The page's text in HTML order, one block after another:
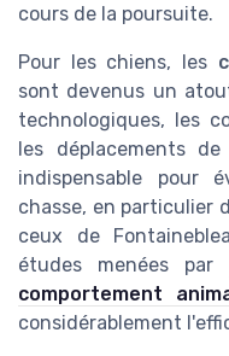
cours de la poursuite.
Pour les chiens, les
sont devenus un
technologiques, les
les déplacements
indispensable pour
chasse, en particulier
ceux de
études menées par
comportement
considérablement